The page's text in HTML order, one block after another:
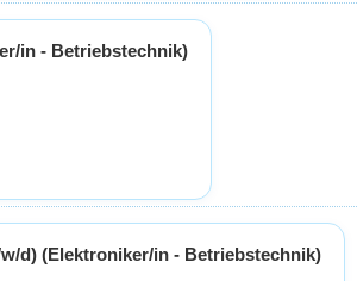
in - Betriebstechnik)
d) (Elektroniker/in - Betriebstechnik)